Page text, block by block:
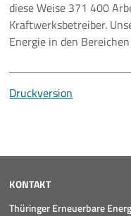
diese Weise 371 400
Kraftwerksbetreiber.
Energie in den
Druckversion
KONTAKT
Thüringer Erneuerbare